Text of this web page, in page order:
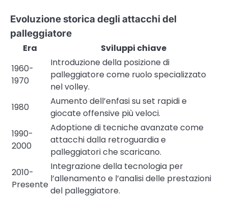
Evoluzione storica degli attacchi del
palleggiatore
Era
Sviluppi chiave
1960-
1970
Introduzione della posizione di
palleggiatore come ruolo specializzato
nel volley.
1980
Aumento dell’enfasi su set rapidi e
giocate offensive più veloci.
1990-
2000
Adoptione di tecniche avanzate come
attacchi dalla retroguardia e
palleggiatori che scaricano.
2010-
Presente
Integrazione della tecnologia per
l’allenamento e l’analisi delle prestazioni
del palleggiatore.